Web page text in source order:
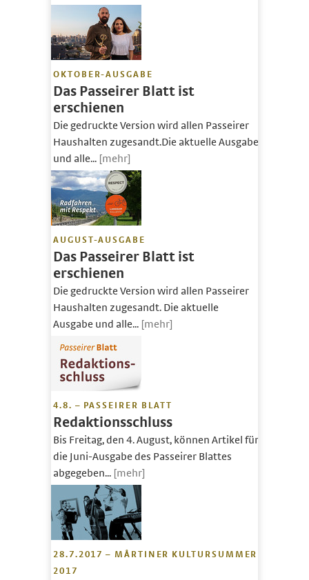
OKTOBER-AUSGABE
Das Passeirer Blatt ist
erschienen
Die gedruckte Version wird allen Passeirer
Haushalten zugesandt.Die aktuelle Ausgabe
und alle... [mehr]
AUGUST-AUSGABE
Das Passeirer Blatt ist
erschienen
Die gedruckte Version wird allen Passeirer
Haushalten zugesandt. Die aktuelle
Ausgabe und alle... [mehr]
4.8. – PASSEIRER BLATT
Redaktionsschluss
Bis Freitag, den 4. August, können Artikel für
die Juni-Ausgabe des Passeirer Blattes
abgegeben... [mehr]
28.7.2017 – MÅRTINER KULTURSUMMER
2017